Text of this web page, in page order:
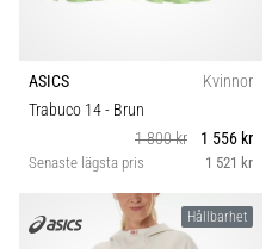
artiklar
ASICS
Kvinnor
Trabuco 14- Brun
1 800 kr
1 556 kr
Senaste lägsta pris 1 521 kr
Hållbarhet